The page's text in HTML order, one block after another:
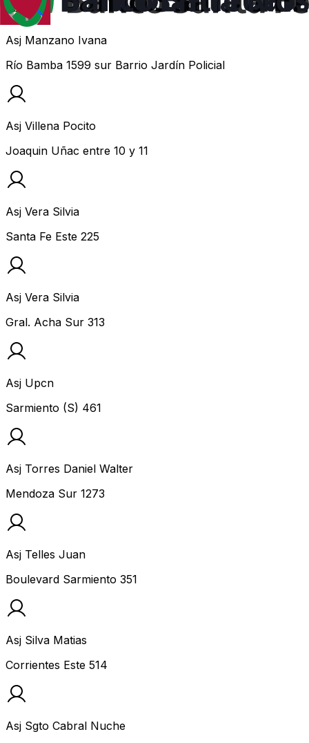
Asj Manzano Ivana
Río Bamba 1599 sur Barrio Jardín Policial
Asj Villena Pocito
Joaquin Uñac entre 10 y 11
Asj Vera Silvia
Santa Fe Este 225
Asj Vera Silvia
Gral. Acha Sur 313
Asj Upcn
Sarmiento (S) 461
Asj Torres Daniel Walter
Mendoza Sur 1273
Asj Telles Juan
Boulevard Sarmiento 351
Asj Silva Matias
Corrientes Este 514
Asj Sgto Cabral Nuche